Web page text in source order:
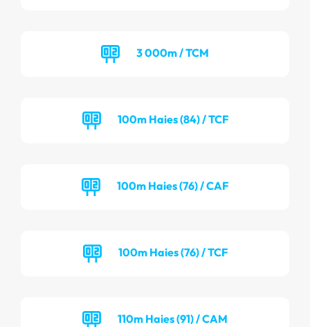
3 000m / TCM
100m Haies (84) / TCF
100m Haies (76) / CAF
100m Haies (76) / TCF
110m Haies (91) / CAM